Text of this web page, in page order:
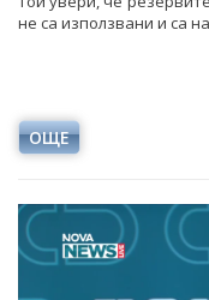
не са използвани и са
ОЩЕ